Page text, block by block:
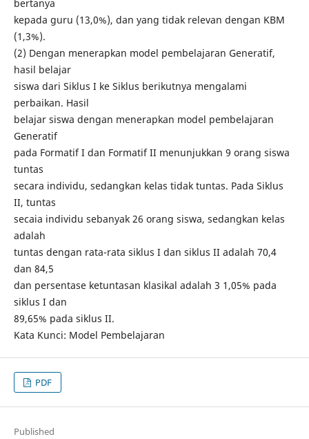
bertanya
kepada guru (13,0%), dan yang tidak relevan dengan KBM
(1,3%).
(2) Dengan menerapkan model pembelajaran Generatif,
hasil belajar
siswa dari Siklus I ke Siklus berikutnya mengalami
perbaikan. Hasil
belajar siswa dengan menerapkan model pembelajaran
Generatif
pada Formatif I dan Formatif II menunjukkan 9 orang siswa
tuntas
secara individu, sedangkan kelas tidak tuntas. Pada Siklus
II, tuntas
secaia individu sebanyak 26 orang siswa, sedangkan kelas
adalah
tuntas dengan rata-rata siklus I dan siklus II adalah 70,4
dan 84,5
dan persentase ketuntasan klasikal adalah 3 1,05% pada
siklus I dan
89,65% pada siklus II.
Kata Kunci: Model Pembelajaran
PDF
Published